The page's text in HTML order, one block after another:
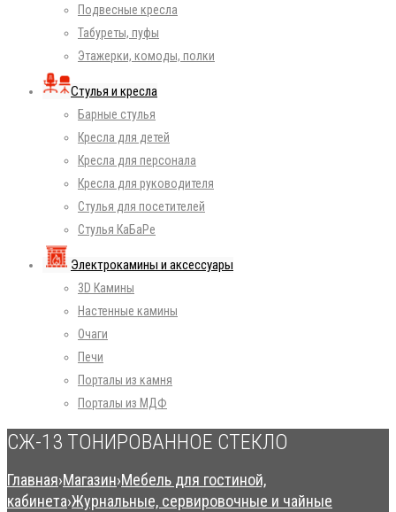
Подвесные кресла
Табуреты, пуфы
Этажерки, комоды, полки
Стулья и кресла
Барные стулья
Кресла для детей
Кресла для персонала
Кресла для руководителя
Стулья для посетителей
Стулья КаБаРе
Электрокамины и аксессуары
3D Камины
Настенные камины
Очаги
Печи
Порталы из камня
Порталы из МДФ
СЖ-13 ТОНИРОВАННОЕ СТЕКЛО
Главная›Магазин›Мебель для гостиной,
кабинета›Журнальные, сервировочные и чайные